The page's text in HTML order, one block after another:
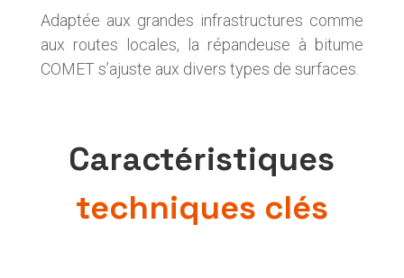
Adaptée aux grandes infrastructures comme
aux routes locales, la répandeuse à bitume
COMET s’ajuste aux divers types de surfaces.
Caractéristiques
techniques clés